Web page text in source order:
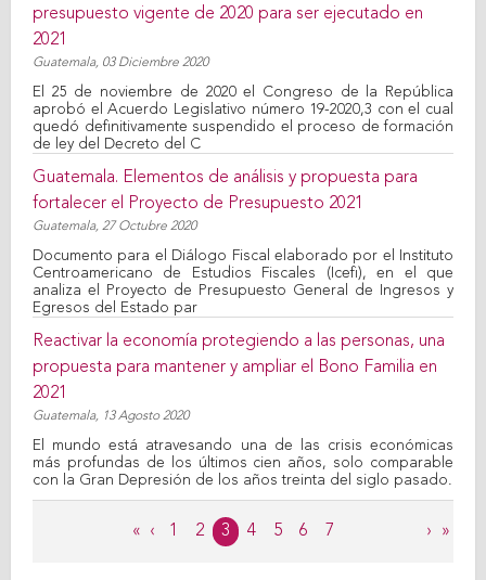
presupuesto vigente de 2020 para ser ejecutado en
2021
Guatemala, 03 Diciembre 2020
El 25 de noviembre de 2020 el Congreso de la República
aprobó el Acuerdo Legislativo número 19-2020,3 con el cual
quedó definitivamente suspendido el proceso de formación
de ley del Decreto del C
Guatemala. Elementos de análisis y propuesta para
fortalecer el Proyecto de Presupuesto 2021
Guatemala, 27 Octubre 2020
Documento para el Diálogo Fiscal elaborado por el Instituto
Centroamericano de Estudios Fiscales (Icefi), en el que
analiza el Proyecto de Presupuesto General de Ingresos y
Egresos del Estado par
Reactivar la economía protegiendo a las personas, una
propuesta para mantener y ampliar el Bono Familia en
2021
Guatemala, 13 Agosto 2020
El mundo está atravesando una de las crisis económicas
más profundas de los últimos cien años, solo comparable
con la Gran Depresión de los años treinta del siglo pasado.
« ‹ 1 2 3 4 5 6 7 › »